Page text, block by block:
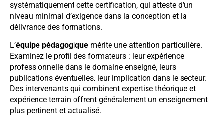
systématiquement cette certification, qui atteste d’un
niveau minimal d’exigence dans la conception et la
délivrance des formations.
L’équipe pédagogique mérite une attention particulière.
Examinez le profil des formateurs : leur expérience
professionnelle dans le domaine enseigné, leurs
publications éventuelles, leur implication dans le secteur.
Des intervenants qui combinent expertise théorique et
expérience terrain offrent généralement un enseignement
plus pertinent et actualisé.